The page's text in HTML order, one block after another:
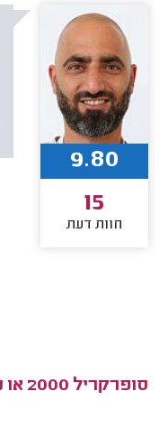
9.80
15
חוות דעת
סופרקריל 2000 או מט פלוס? סיכום התשובות